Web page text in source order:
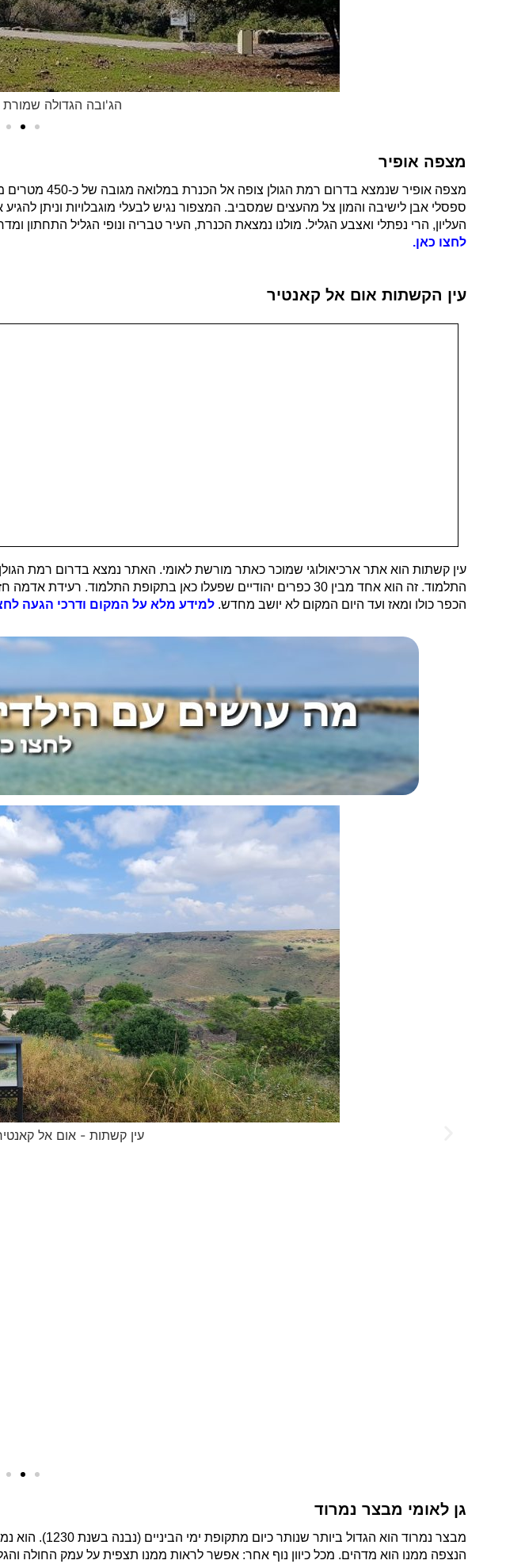
הג'ובה הגדולה
מצפה אופיר
מצפה אופיר שנמצא בדרום רמת הגולן
צופה אל
ספסלי אבן לישיבה והמון צל מהעצים שמסביב. המצפור נגיש לבעלי מוגבלויות וניתן
העליון, הרי נפתלי ואצבע הגליל. מולנו נמצאת הכנרת, העיר טבריה ונופי הגליל התחתון
לחצו כאן.
עין הקשתות אום אל קאנטיר
עין קשתות הוא אתר ארכיאולוגי שמוכר כאתר מורשת לאומי. האתר נמצא בדרום רמת
הכפר כולו ומאז ועד היום המקום לא יושב מחדש. למידע מלא על המקום ודרכי הגעה
עין קשתות - אום אל